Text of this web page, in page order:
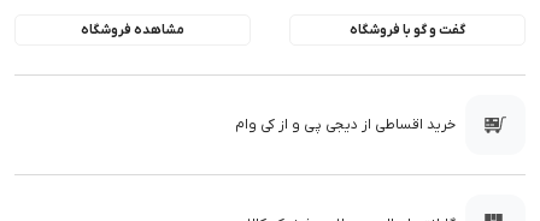
گفت و گو با فروشگاه مشاهده فروشگاه
خرید اقساطی از دیجی پی و از کی وام